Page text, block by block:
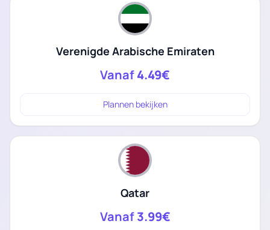
Verenigde Arabische Emiraten
Vanaf4.49€
Plannen bekijken
Qatar
Vanaf3.99€